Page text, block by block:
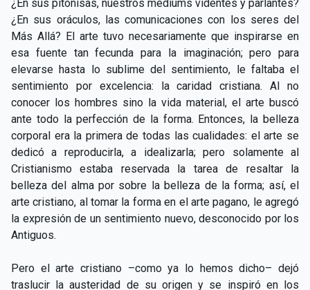
¿En sus pitonisas, nuestros médiums videntes y parlantes?
¿En sus oráculos, las comunicaciones con los seres del
Más Allá? El arte tuvo necesariamente que inspirarse en
esa fuente tan fecunda para la imaginación; pero para
elevarse hasta lo sublime del sentimiento, le faltaba el
sentimiento por excelencia: la caridad cristiana. Al no
conocer los hombres sino la vida material, el arte buscó
ante todo la perfección de la forma. Entonces, la belleza
corporal era la primera de todas las cualidades: el arte se
dedicó a reproducirla, a idealizarla; pero solamente al
Cristianismo estaba reservada la tarea de resaltar la
belleza del alma por sobre la belleza de la forma; así, el
arte cristiano, al tomar la forma en el arte pagano, le agregó
la expresión de un sentimiento nuevo, desconocido por los
Antiguos.
Pero el arte cristiano –como ya lo hemos dicho– dejó
traslucir la austeridad de su origen y se inspiró en los